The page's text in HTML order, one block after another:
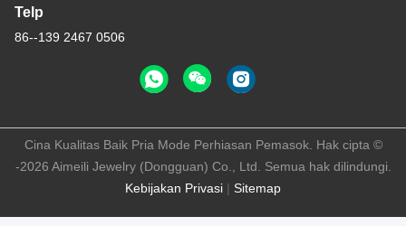
Telp
86--139 2467 0506
Kebijakan Privasi | Sitemap
Cina Kualitas Baik Pria Mode Perhiasan Pemasok. Hak cipta ©
-2026 Aimeili Jewelry (Dongguan) Co., Ltd. Semua hak dilindungi.